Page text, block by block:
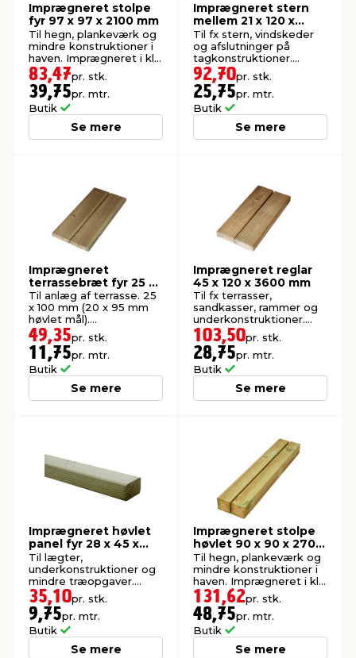
Imprægneret stolpe
fyr 97 x 97 x 2100 mm
Til hegn, plankeværk og
mindre konstruktioner i
haven. Imprægneret i kl.
NTR A.
83,47pr. stk.
39,75pr. mtr.
Butik
Se mere
Imprægneret stern
mellem 21 x 120 x
3600 mm
Til fx stern, vindskeder
og afslutninger på
tagkonstruktioner.
Høvlet: 21 x 120 mm.
92,70pr. stk.
25,75pr. mtr.
Butik
Se mere
Imprægneret
terrassebræt fyr 25 x
100 mm x 4,2 meter
Til anlæg af terrasse. 25
x 100 mm (20 x 95 mm
høvlet mål).
Imprægneret i kl. NTR
AB.
49,35pr. stk.
11,75pr. mtr.
Butik
Se mere
Imprægneret reglar
45 x 120 x 3600 mm
Til fx terrasser,
sandkasser, rammer og
underkonstruktioner.
Høvlet: 45 x 120 mm.
103,50pr. stk.
28,75pr. mtr.
Butik
Se mere
Imprægneret høvlet
panel fyr 28 x 45 x
3600 mm
Til lægter,
underkonstruktioner og
mindre træopgaver.
Høvlet: 28 x 45 mm.
35,10pr. stk.
9,75pr. mtr.
Butik
Se mere
Imprægneret stolpe
høvlet 90 x 90 x 2700
mm
Til hegn, plankeværk og
mindre konstruktioner i
haven. Imprægneret i kl.
NTR A.
131,62pr. stk.
48,75pr. mtr.
Butik
Se mere